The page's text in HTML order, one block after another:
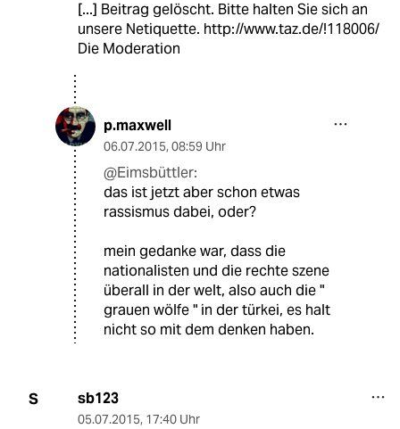
[...] Beitrag gelöscht. Bitte halten Sie sich an
unsere Netiquette. http://www.taz.de/!118006/
Die Moderation
p.maxwell
06.07.2015, 08:59 Uhr
@Eimsbüttler:
das ist jetzt aber schon etwas
rassismus dabei, oder?
mein gedanke war, dass die
nationalisten und die rechte szene
überall in der welt, also auch die "
grauen wölfe " in der türkei, es halt
nicht so mit dem denken haben.
S sb123
05.07.2015, 17:40 Uhr